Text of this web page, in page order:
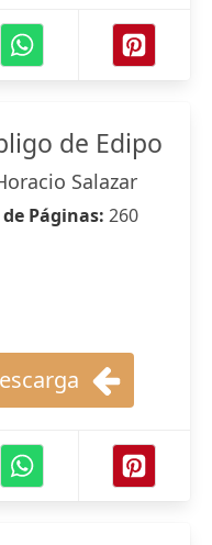
de Edipo
Salazar
Páginas: 260